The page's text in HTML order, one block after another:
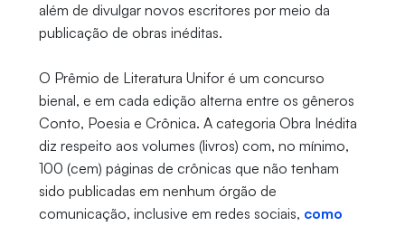
além de divulgar novos escritores por meio da
publicação de obras inéditas.
O Prêmio de Literatura Unifor é um concurso
bienal, e em cada edição alterna entre os gêneros
Conto, Poesia e Crônica. A categoria Obra Inédita
diz respeito aos volumes (livros) com, no mínimo,
100 (cem) páginas de crônicas que não tenham
sido publicadas em nenhum órgão de
comunicação, inclusive em redes sociais, como